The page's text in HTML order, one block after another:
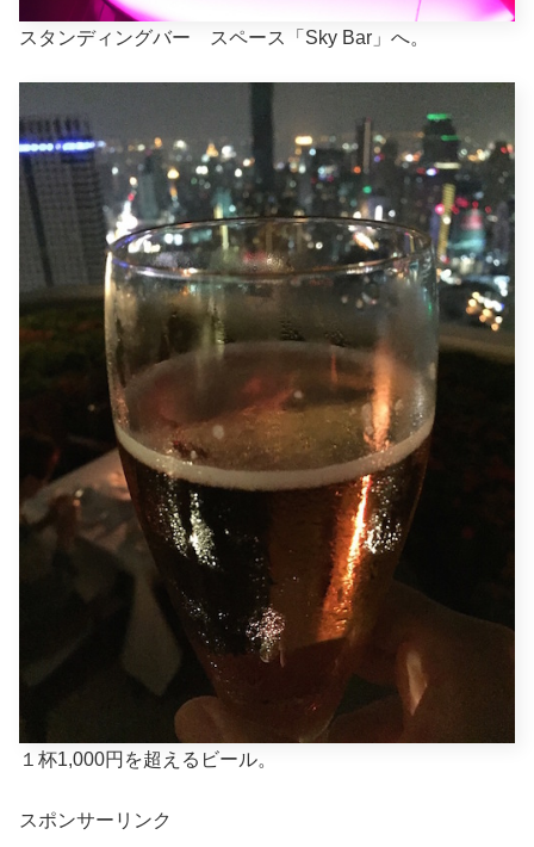
スタンディングバー スペース「Sky Bar」へ。
１杯1,000円を超えるビール。
スポンサーリンク